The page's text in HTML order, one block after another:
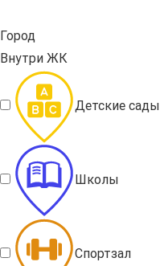
Город
Внутри ЖК
Детские сады
Школы
Спортзал